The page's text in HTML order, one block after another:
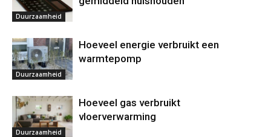
Duurzaamheid
Duurzaamheid
Hoeveel energie verbruikt een
warmtepomp
Duurzaamheid
Hoeveel gas verbruikt
vloerverwarming